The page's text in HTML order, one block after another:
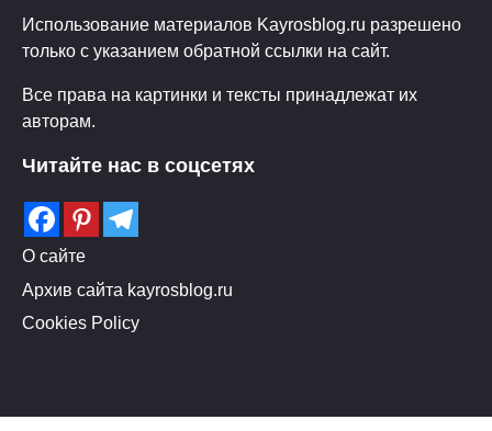
Использование материалов Kayrosblog.ru разрешено
только с указанием обратной ссылки на сайт.
Все права на картинки и тексты принадлежат их
авторам.
Читайте нас в соцсетях
О сайте
Архив сайта kayrosblog.ru
Cookies Policy